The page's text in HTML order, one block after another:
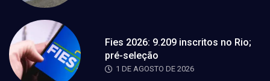
Fies 2026: 9.209 inscritos no Rio;
pré-seleção
1 DE AGOSTO DE 2026